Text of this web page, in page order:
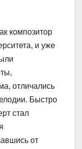
композитор
и уже
отличались
Быстро
стал
от